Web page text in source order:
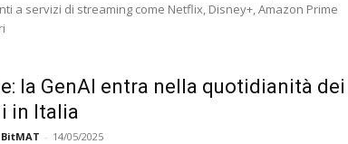
a servizi di streaming come Netflix, Disney+, Amazon Prime
la GenAI entra nella quotidianità dei
in Italia
- 14/05/2025